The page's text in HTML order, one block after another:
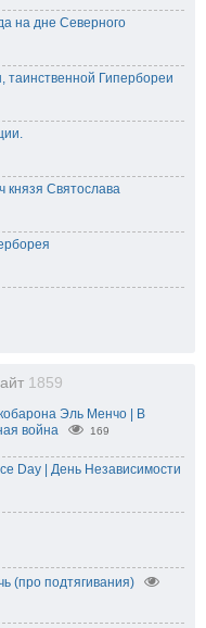
на дне Северного
таинственной Гипербореи
Святослава
1859
Эль Менчо | В
война
169
Day | День Независимости
(про подтягивания)